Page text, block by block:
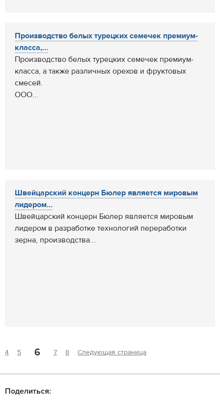
Производство белых турецких семечек премиум-
класса,...
Производство белых турецких семечек премиум-
класса, а также различных орехов и фруктовых
смесей.
ООО...
Швейцарский концерн Бюлер является мировым
лидером...
Швейцарский концерн Бюлер является мировым
лидером в разработке технологий переработки
зерна, производства...
4 5 6 7 8 Следующая страница
Поделиться: